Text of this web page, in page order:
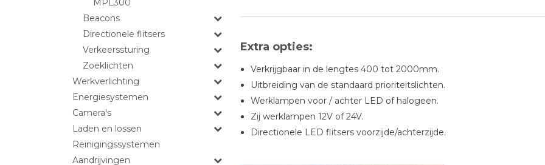
MPL300
Beacons
Directionele flitsers
Verkeerssturing
Zoeklichten
Werkverlichting
Energiesystemen
Camera's
Laden en lossen
Reinigingssystemen
Aandrijvingen
Extra opties:
Verkrijgbaar in de lengtes 400 tot 2000mm.
Uitbreiding van de standaard prioriteitslichten.
Werklampen voor / achter LED of halogeen.
Zij werklampen 12V of 24V.
Directionele LED flitsers voorzijde/achterzijde.